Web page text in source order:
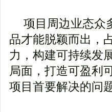
项目周边业态众
品才能脱颖而出，
力，构建可持续发
局面，打造可盈利
项目首要解决的问题